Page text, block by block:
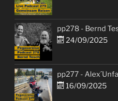
pp278 - Bernd
24/09/2025
pp277 -
16/09/2025